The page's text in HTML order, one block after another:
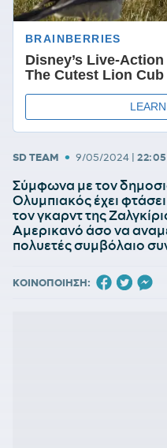
SD TEAM • 9/05/2024 | 22:05
Σύμφωνα με τον
Ολυμπιακός έχει
τον γκαρντ της
Αμερικανό άσο να
πολυετές συμβόλαιο
ΚΟΙΝΟΠΟΙΗΣΗ: